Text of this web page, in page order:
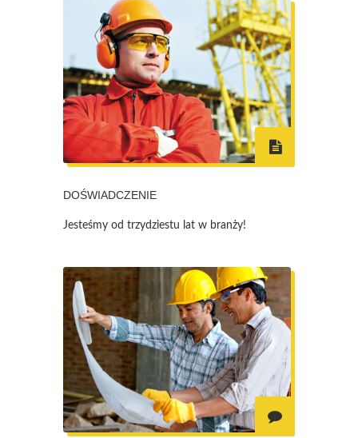
DOŚWIADCZENIE
Jesteśmy od trzydziestu lat w branży!